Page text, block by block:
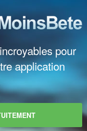
pour
application